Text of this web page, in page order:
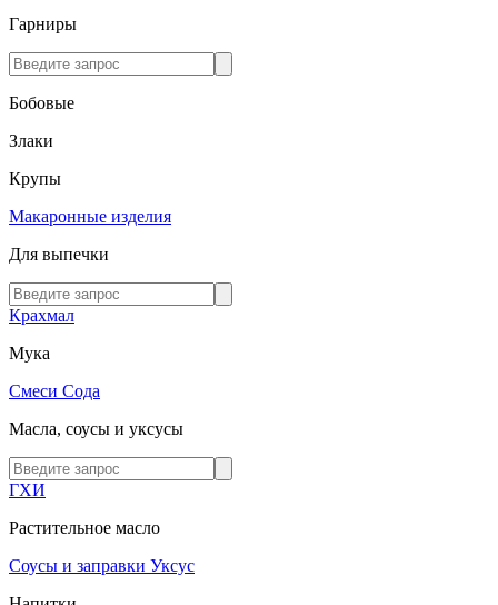
Гарниры
Бобовые
Злаки
Крупы
Макаронные изделия
Для выпечки
Крахмал
Мука
Смеси Сода
Масла, соусы и уксусы
ГХИ
Растительное масло
Соусы и заправки Уксус